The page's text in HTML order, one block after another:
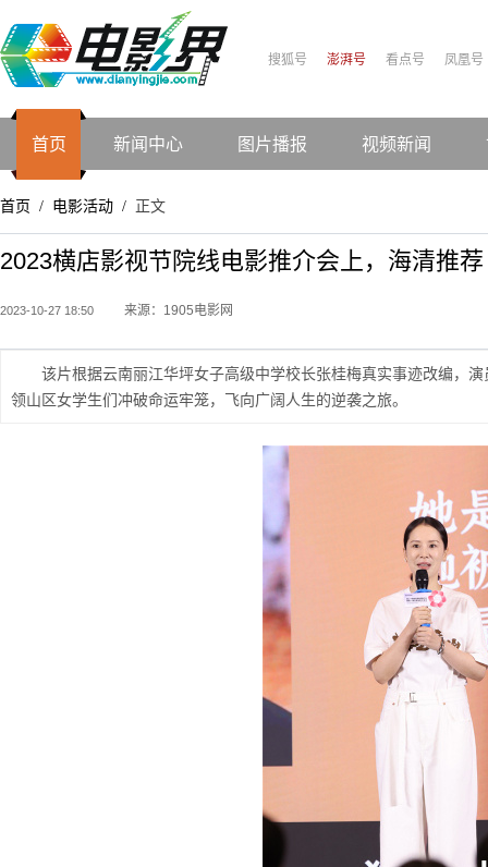
搜狐号 澎湃号 看点号 凤凰号
首页 新闻中心 图片播报 视频新闻
首页 / 电影活动 / 正文
2023横店影视节院线电影推介会上，海清推
2023-10-27 18:50 来源：1905电影网
该片根据云南丽江华坪女子高级中学校长张桂梅真实事迹改编，
领山区女学生们冲破命运牢笼，飞向广阔人生的逆袭之旅。